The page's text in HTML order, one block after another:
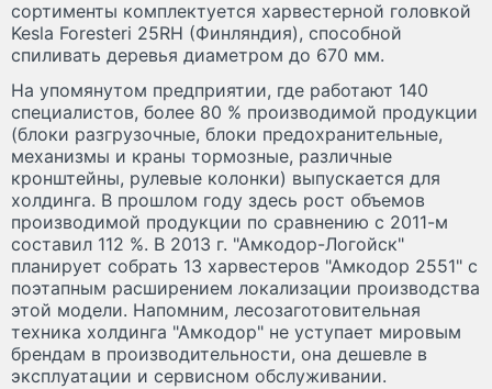
сортименты комплектуется харвестерной головкой
Kesla Foresteri 25RH (Финляндия), способной
спиливать деревья диаметром до 670 мм.
На упомянутом предприятии, где работают 140
специалистов, более 80 % производимой продукции
(блоки разгрузочные, блоки предохранительные,
механизмы и краны тормозные, различные
кронштейны, рулевые колонки) выпускается для
холдинга. В прошлом году здесь рост объемов
производимой продукции по сравнению с 2011-м
составил 112 %. В 2013 г. "Амкодор-Логойск"
планирует собрать 13 харвестеров "Амкодор 2551" с
поэтапным расширением локализации производства
этой модели. Напомним, лесозаготовительная
техника холдинга "Амкодор" не уступает мировым
брендам в производительности, она дешевле в
эксплуатации и сервисном обслуживании.